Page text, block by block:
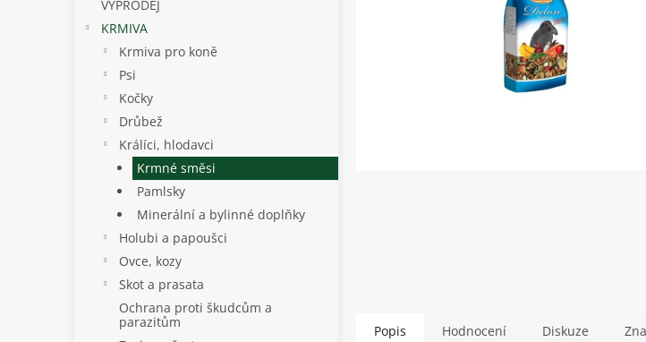
VÝPRODEJ
KRMIVA
Krmiva pro koně
Psi
Kočky
Drůbež
Králíci, hlodavci
Krmné směsi
Pamlsky
Minerální a bylinné doplňky
Holubi a papoušci
Ovce, kozy
Skot a prasata
Ochrana proti škudcům a
parazitům
Popis Hodnocení Diskuze